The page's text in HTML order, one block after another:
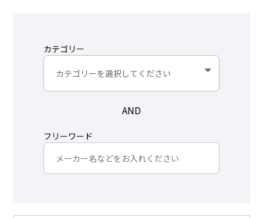
カテゴリー
AND
フリーワード